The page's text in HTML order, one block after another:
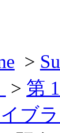
>
> 第
イブ